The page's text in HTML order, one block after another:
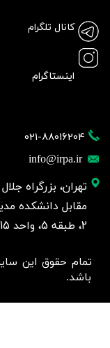
021-88016204
info@irpa.ir
تهران، بزرگراه
مقابل دانشکده
2، طبقه 5، واحد 15
کانال تلگرام
اینستاگرام
تمام حقوق این
باشد.